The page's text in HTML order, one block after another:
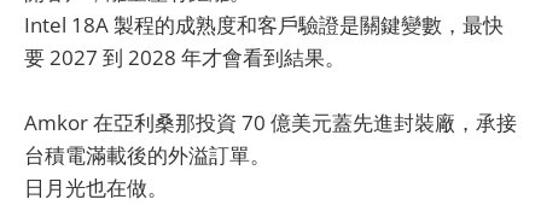
Intel 18A 製程的成熟度和客戶驗證是關鍵變數，最快
要 2027 到 2028 年才會看到結果。
Amkor 在亞利桑那投資 70 億美元蓋先進封裝廠，承接
台積電滿載後的外溢訂單。
日月光也在做。